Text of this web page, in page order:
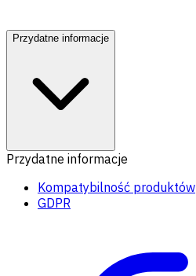
Przydatne informacje
Przydatne informacje
Kompatybilność produktów
GDPR